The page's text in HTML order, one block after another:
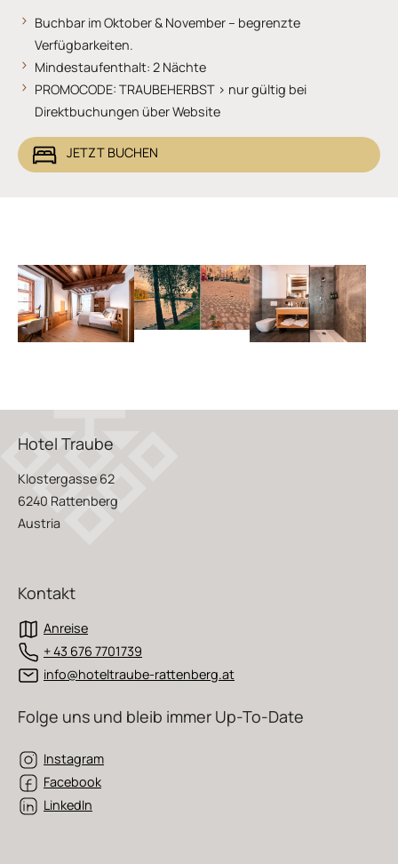
Buchbar im Oktober & November – begrenzte
Verfügbarkeiten.
Mindestaufenthalt: 2 Nächte
PROMOCODE: TRAUBEHERBST > nur gültig bei
Direktbuchungen über Website
JETZT BUCHEN
Show larger versionShow larger versionShow larger version
Hotel Traube
Klostergasse 62
6240 Rattenberg
Austria
Kontakt
Anreise
+ 43 676 7701739
info@hoteltraube-rattenberg.at
Folge uns und bleib immer Up-To-Date
Instagram
Facebook
LinkedIn